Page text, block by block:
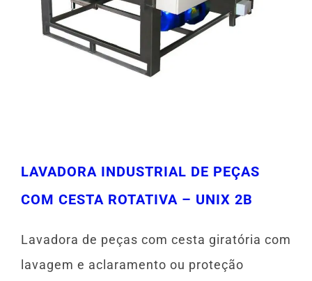
LAVADORA INDUSTRIAL DE PEÇAS
COM CESTA ROTATIVA – UNIX 2B
Lavadora de peças com cesta giratória com
lavagem e aclaramento ou proteção